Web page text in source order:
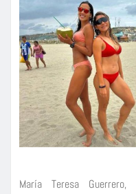
María Teresa Guerrero,